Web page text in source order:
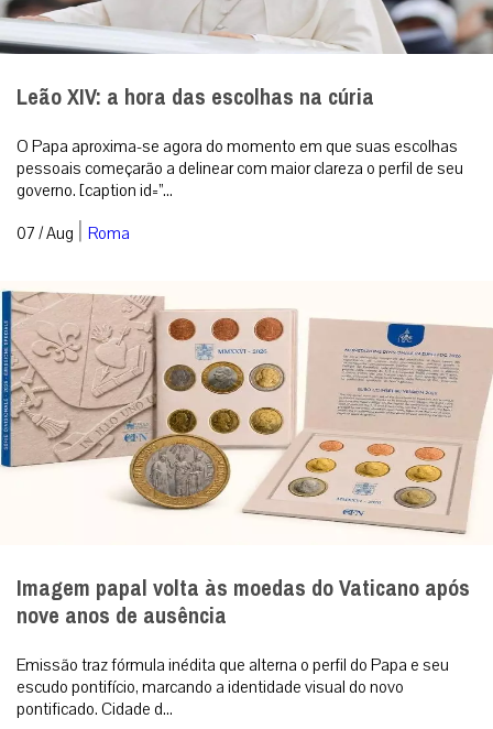
Leão XIV: a hora das escolhas na cúria
O Papa aproxima-se agora do momento em que suas escolhas
pessoais começarão a delinear com maior clareza o perfil de seu
governo. [caption id=”...
07 / Aug | Roma
Imagem papal volta às moedas do Vaticano após
nove anos de ausência
Emissão traz fórmula inédita que alterna o perfil do Papa e seu
escudo pontifício, marcando a identidade visual do novo
pontificado. Cidade d...